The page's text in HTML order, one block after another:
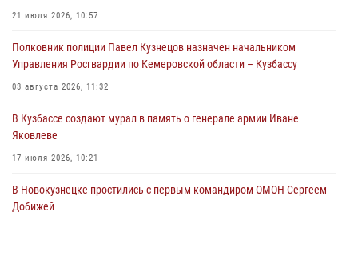
Росгвардейцы в Юрге пресекли попытку проникновения на
05 августа 2026, 07:45
21 июля 2026, 10:57
Полковник полиции Павел Кузнецов назначен начальником
Управления Росгвардии по Кемеровской области – Кузбассу
03 августа 2026, 11:32
В Кузбассе создают мурал в память о генерале армии Иване
Яковлеве
17 июля 2026, 10:21
В Новокузнецке простились с первым командиром ОМОН Сергеем
Добижей